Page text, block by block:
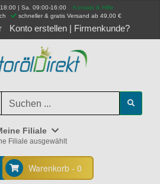
| Sa. 09:00-16:00
Kontakt & Hilfe
schneller & gratis Versand ab 49,00 €
Konto erstellen| Firmenkunde?
Filiale
Filiale ausgewählt
Warenkorb - 0